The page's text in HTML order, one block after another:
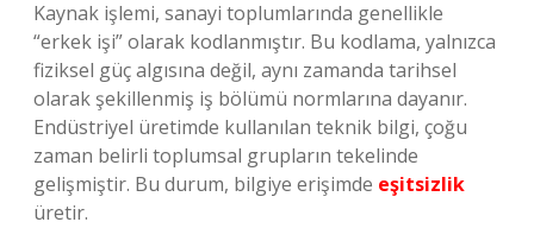
Kaynak işlemi, sanayi toplumlarında genellikle
“erkek işi” olarak kodlanmıştır. Bu kodlama, yalnızca
fiziksel güç algısına değil, aynı zamanda tarihsel
olarak şekillenmiş iş bölümü normlarına dayanır.
Endüstriyel üretimde kullanılan teknik bilgi, çoğu
zaman belirli toplumsal grupların tekelinde
gelişmiştir. Bu durum, bilgiye erişimde eşitsizlik
üretir.